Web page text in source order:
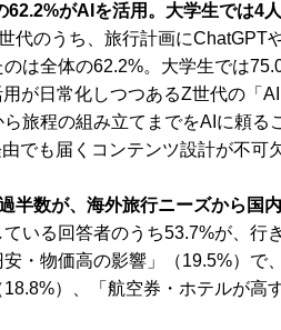
62.2%がAIを活用。大学生では4
代のうち、旅行計画にChatGPT
は全体の62.2%。大学生では
が日常化しつつあるZ世代の「
旅程の組み立てまでをAIに頼る
でも届くコンテンツ設計が不可
半数が、海外旅行ニーズから国
いる回答者のうち53.7%が、行
安・物価高の影響」（19.5%）で
）、「航空券・ホテルが高